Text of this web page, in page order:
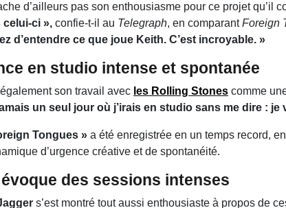
d’ailleurs pas son enthousiasme pour ce projet
celui-ci », confie-t-il au Telegraph, en comparantForeign
d’entendre ce que joue Keith. C’est incroyable. »
en studio intense et spontanée
son travail avec les Rolling Stones comme
un seul jour où j’irais en studio sans me dire :
Tongues » a été enregistrée en un temps record,
d’urgence créative et de spontanéité.
des sessions intenses
s’est montré tout aussi enthousiaste à propos de